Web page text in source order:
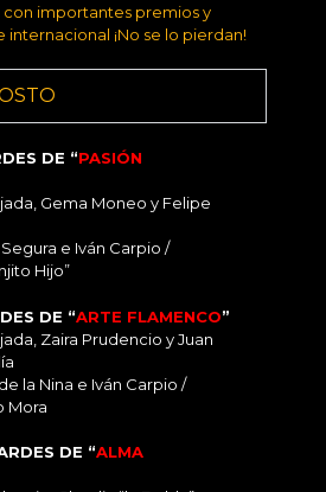
importantes premios y
internacional ¡No se lo pierdan!
DE “PASIÓN
Gema Moneo y Felipe
e Iván Carpio /
Hijo”
DE “ARTE FLAMENCO”
Zaira Prudencio y Juan
la Nina e Iván Carpio /
Mora
DE “ALMA